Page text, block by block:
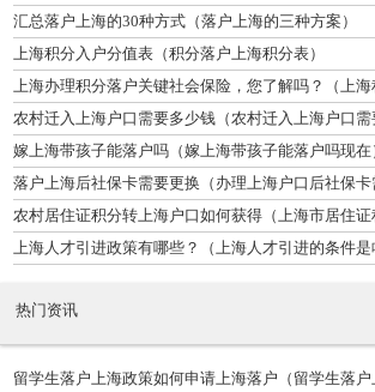
汇总落户上海的30种方式（落户上海的三种方案）
上海积分入户分值表（积分落户上海积分表）
上海办理积分落户关键社会保险，您了解吗？（上海
农村迁入上海户口需要多少钱（农村迁入上海户口需
嫁上海带孩子能落户吗（嫁上海带孩子能落户吗现在
落户上海后社保卡需要更换（办理上海户口后社保卡
农村居住证积分转上海户口如何获得（上海市居住证
上海人才引进政策有哪些？（上海人才引进的条件是
热门资讯
留学生落户上海政策如何申请上海落户（留学生落